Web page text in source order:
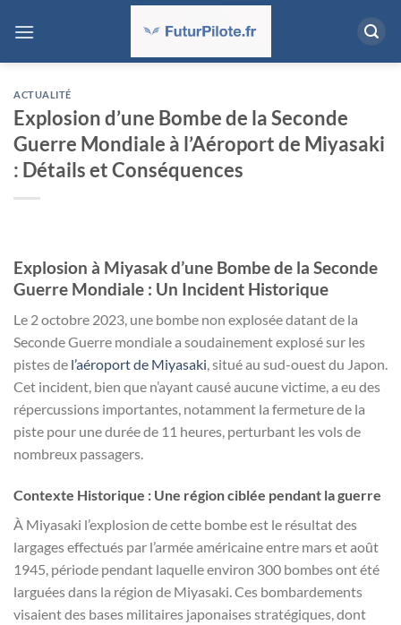
ACTUALITÉ
Explosion d’une Bombe de la Seconde
Guerre Mondiale à l’Aéroport de Miyasaki
: Détails et Conséquences
Explosion à Miyasak d’une Bombe de la Seconde
Guerre Mondiale : Un Incident Historique
Le 2 octobre 2023, une bombe non explosée datant de la
Seconde Guerre mondiale a soudainement explosé sur les
pistes de l’aéroport de Miyasaki, situé au sud-ouest du Japon.
Cet incident, bien que n’ayant causé aucune victime, a eu des
répercussions importantes, notamment la fermeture de la
piste pour une durée de 11 heures, perturbant les vols de
nombreux passagers.
Contexte Historique : Une région ciblée pendant la guerre
À Miyasaki l’explosion de cette bombe est le résultat des
largages effectués par l’armée américaine entre mars et août
1945, période pendant laquelle environ 300 bombes ont été
larguées dans la région de Miyasaki. Ces bombardements
visaient des bases militaires japonaises stratégiques, dont